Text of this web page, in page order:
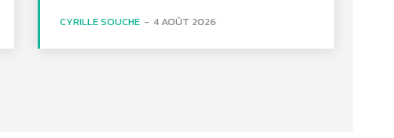
CYRILLE SOUCHE - 4 AOÛT 2026